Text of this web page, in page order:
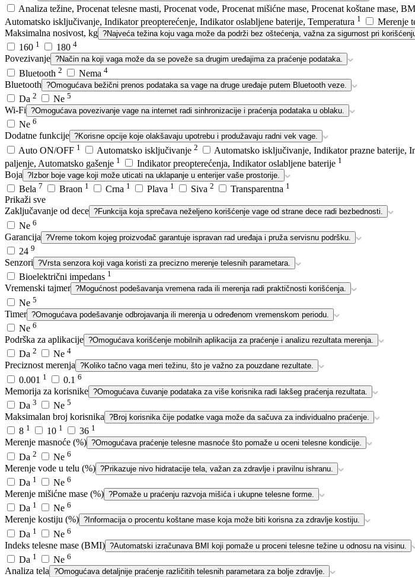
Analiza težine, Procenat telesne masti, Procenat vode, Procenat mišićne mase, Procenat koštane mase,
Automatsko isključivanje, Indikator preopterećenje, Indikator oslabljene baterije, Temperatura 1 Merenje
Maksimalna nosivost, kg ?Najveća težina koju vaga može da podrži bez oštećenja, važna za sigurnost pri
160 1 180 4
Povezivanje ?Način na koji vaga može da se poveže sa drugim uređajima za praćenje podataka.
Bluetooth 2 Nema 4
Bluetooth ?Omogućava bežični prenos podataka sa vage na druge uređaje putem Bluetooth veze.
Da 2 Ne 5
Wi-Fi ?Omogućava povezivanje vage na internet radi sinhronizacije i praćenja podataka u oblaku.
Ne 6
Dodatne funkcije ?Korisne opcije koje olakšavaju upotrebu i produžavaju radni vek vage.
Auto ON/OFF 1 Automatsko isključivanje 2 Automatsko isključivanje, Indikator prazne baterije,
paljenje, Automatsko gašenje 1 Indikator preopterećenja, Indikator oslabljene baterije 1
Boja ? Izbor boje vage koji može uticati na uklapanje u enterijer vaše prostorije.
Bela 7 Braon 1 Crna 1 Plava 1 Siva 2 Transparentna 1
Prikaži sve
Zaključavanje od dece ?Funkcija koja sprečava neželjeno korišćenje vage od strane dece radi bezbednosti.
Ne 6
Garancija ?Vreme tokom kojeg proizvođač garantuje ispravan rad uređaja i pruža servisnu podršku.
24 9
Senzori ?Vrsta senzora koji vaga koristi za precizno merenje telesnih parametara.
Bioelektrični impedans 1
Vremenski tajmer ?Mogućnost podešavanja vremena rada ili merenja radi praktičnosti korišćenja.
Ne 5
Timer ?Omogućava podešavanje odbrojavanja ili merenja u određenom vremenskom periodu.
Ne 6
Podrška za aplikacije ?Omogućava korišćenje mobilnih aplikacija za praćenje i analizu rezultata merenja.
Da 2 Ne 4
Preciznost merenja ?Koliko tačno vaga meri težinu, što je važno za pouzdane rezultate.
0.001 1 0.1 6
Memorija za korisnike ?Omogućava čuvanje podataka za više korisnika radi lakšeg praćenja rezultata.
Da 3 Ne 5
Maksimalan broj korisnika ?Broj korisnika čije podatke vaga može da sačuva za individualno praćenje.
8 1 10 1 36 1
Merenje masnoće (%) ?Omogućava praćenje telesne masnoće što pomaže u oceni telesne kondicije.
Da 2 Ne 6
Merenje vode u telu (%) ?Prikazuje nivo hidratacije tela, važan za zdravlje i pravilnu ishranu.
Da 1 Ne 6
Merenje mišićne mase (%) ?Pomaže u praćenju razvoja mišića i ukupne telesne forme.
Da 1 Ne 6
Merenje kostiju (%) ? Informacija o procentu koštane mase koja može biti korisna za zdravlje kostiju.
Da 1 Ne 6
Indeks telesne mase (BMI) ?Automatski izračunava BMI koji pomaže u proceni telesne težine u odnosu na visinu.
Da 1 Ne 6
Analiza tela ?Omogućava detaljnije praćenje različitih telesnih parametara za bolje zdravlje.